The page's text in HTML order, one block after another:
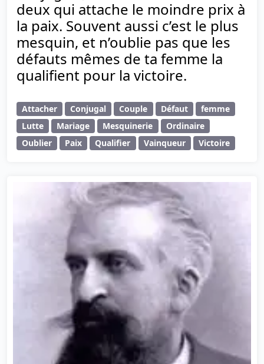
deux qui attache le moindre prix à
la paix. Souvent aussi c’est le plus
mesquin, et n’oublie pas que les
défauts mêmes de ta femme la
qualifient pour la victoire.
Attacher Conjugal Couple Défaut
femme
Lutte
Mariage Mesquinerie
Ordinaire
Oublier
Paix Qualifier Vainqueur Victoire